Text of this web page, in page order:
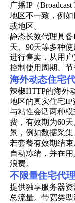
广播IP（
地区不一致，例
或地区。
静态长效代理具
天、90天等多种
进行售卖，从用
控制使用周期、节
海外动态住宅
辣椒HTTP的海外
地区的真实住宅
与粘性会话两种
费，有效期为60
景，例如数据采集
若套餐有效期结
自动冻结，并在
浪费。
不限量住宅代
提供独享服务器
总流量。带宽类型